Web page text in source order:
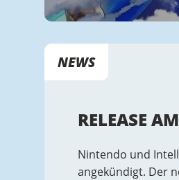
NEWS
RELEASE
Nintendo und
angekündigt. Der